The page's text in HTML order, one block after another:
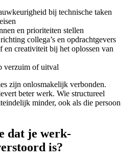
bij technische taken
en prioriteiten stellen
collega’s en opdrachtgevers
creativiteit bij het oplossen van
verzuim of uitval
zijn onlosmakelijk verbonden.
beter werk. Wie structureel
minder, ook als die persoon
dat je werk-
is?